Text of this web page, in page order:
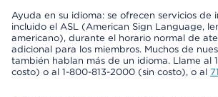
Ayuda en su idioma: se ofrecen servicios de
incluido el ASL (American Sign Language,
americano), durante el horario normal de
adicional para los miembros. Muchos de
también hablan más de un idioma. Llame al
costo) o al 1-800-813-2000 (sin costo), o al